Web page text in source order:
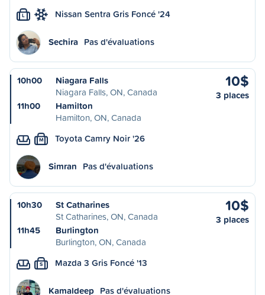
L Nissan Sentra Gris Foncé '24
Sechira Pas d'évaluations
10h00
Niagara Falls
Niagara Falls, ON, Canada
11h00
Hamilton
Hamilton, ON, Canada
10$
3 places
M Toyota Camry Noir '26
Simran Pas d'évaluations
10h30
St Catharines
St Catharines, ON, Canada
11h45
Burlington
Burlington, ON, Canada
10$
3 places
S Mazda 3 Gris Foncé '13
Kamaldeep Pas d'évaluations